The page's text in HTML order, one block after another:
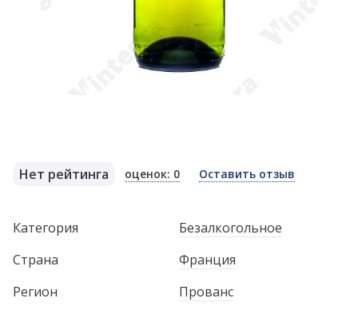
Нет рейтинга оценок: 0 Оставить отзыв
Категория
Безалкогольное
Страна
Франция
Регион
Прованс